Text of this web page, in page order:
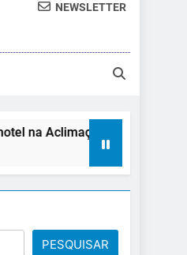
NEWSLETTER
em São Paulo
PESQUISAR